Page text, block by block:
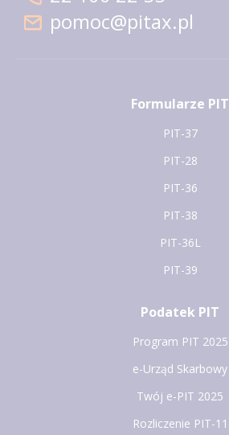
pomoc@pitax.pl
Formularze PIT
PIT-37
PIT-28
PIT-36
PIT-38
PIT-36L
PIT-39
Podatek PIT
Program PIT 2025
e-Urząd Skarbowy
Twój e-PIT 2025
Rozliczenie PIT-11